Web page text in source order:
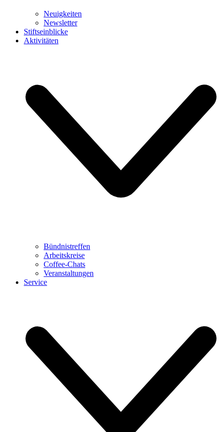
Neuigkeiten
Newsletter
Stiftseinblicke
Aktivitäten
Bündnistreffen
Arbeitskreise
Coffee-Chats
Veranstaltungen
Service